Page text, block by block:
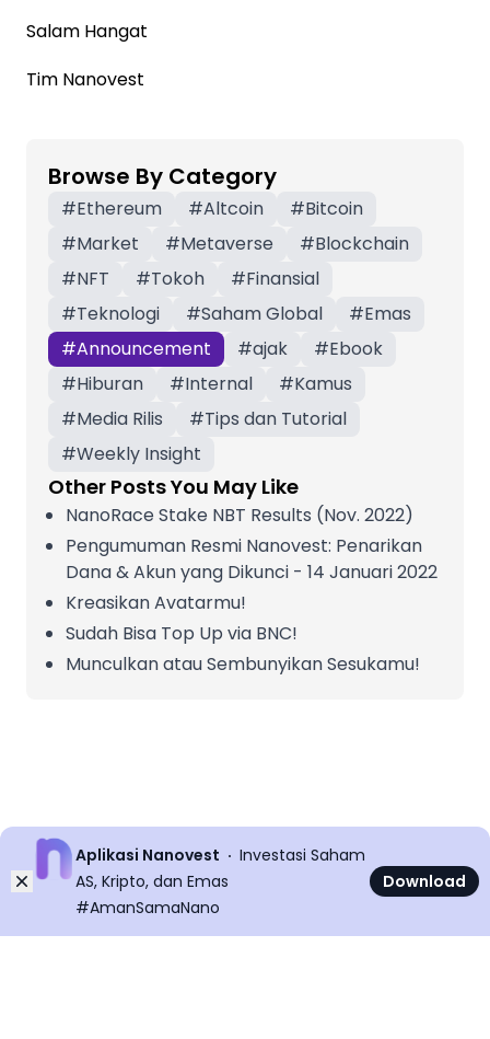
Salam Hangat
Tim Nanovest
Browse By Category
#Ethereum #Altcoin #Bitcoin
#Market #Metaverse #Blockchain
#NFT #Tokoh #Finansial
#Teknologi #Saham Global #Emas
#Announcement #ajak #Ebook
#Hiburan #Internal #Kamus
#Media Rilis #Tips dan Tutorial
#Weekly Insight
Other Posts You May Like
NanoRace Stake NBT Results (Nov. 2022)
Pengumuman Resmi Nanovest: Penarikan
Dana & Akun yang Dikunci - 14 Januari 2022
Kreasikan Avatarmu!
Sudah Bisa Top Up via BNC!
Munculkan atau Sembunyikan Sesukamu!
Dismiss
Aplikasi Nanovest
Investasi Saham
AS, Kripto, dan Emas
#AmanSamaNano
Download